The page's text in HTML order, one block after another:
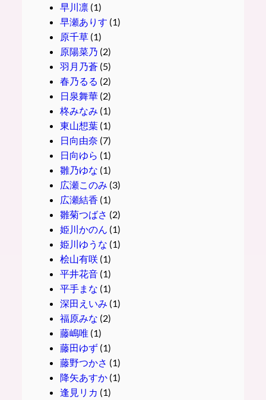
早川凛(1)
早瀬ありす (1)
原千草(1)
原陽菜乃 (2)
羽月乃蒼(5)
春乃るる (2)
日泉舞華(2)
柊みなみ (1)
東山想葉(1)
日向由奈 (7)
日向ゆら (1)
雛乃ゆな (1)
広瀬このみ (3)
広瀬結香 (1)
雛菊つばさ (2)
姫川かのん (1)
姫川ゆうな (1)
桧山有咲(1)
平井花音(1)
平手まな (1)
深田えいみ (1)
福原みな (2)
藤嶋唯(1)
藤田ゆず(1)
藤野つかさ (1)
降矢あすか(1)
逢見リカ (1)